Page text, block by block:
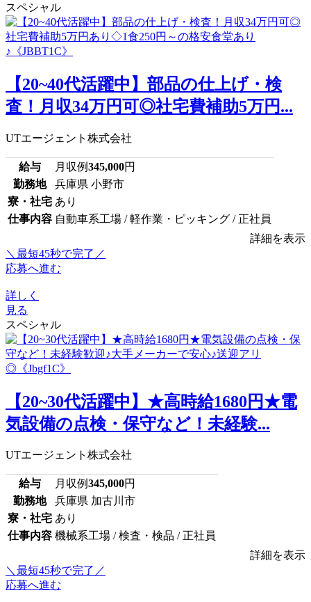
スペシャル
【20~40代活躍中】部品の仕上げ・検
査！月収34万円可◎社宅費補助5万円...
UTエージェント株式会社
給与 月収例345,000円
勤務地
兵庫県 小野市
寮・社宅 あり
仕事内容 自動車系工場 / 軽作業・ピッキング / 正社員
詳細を表示
＼最短45秒で完了／
応募へ進む
詳しく
見る
スペシャル
【20~30代活躍中】★高時給1680円★電
気設備の点検・保守など！未経験...
UTエージェント株式会社
給与 月収例345,000円
勤務地
兵庫県 加古川市
寮・社宅 あり
仕事内容 機械系工場 / 検査・検品 / 正社員
詳細を表示
＼最短45秒で完了／
応募へ進む